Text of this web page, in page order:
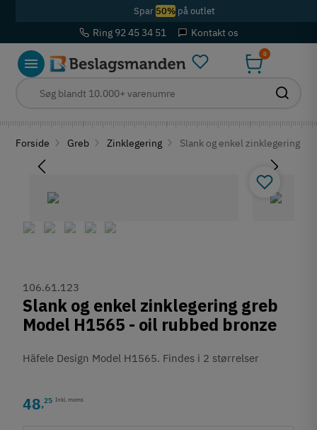
Spar 50%på outlet
Ring 92 45 34 51 Kontakt os
0
Forside Greb Zinklegering Slank og enkel zinklegering
106.61.123
Slank og enkel zinklegering greb
Model H1565 - oil rubbed bronze
Häfele Design Model H1565. Findes i 2 størrelser
48,25 Inkl. moms